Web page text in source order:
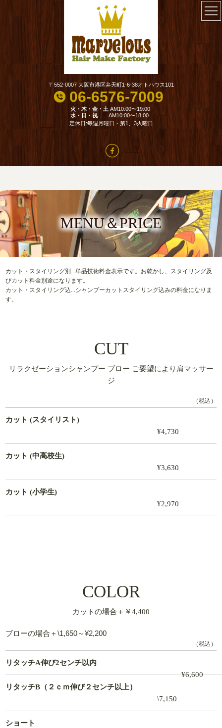
〒552-0007 大阪市港区弁天町1-6-38オトハウス101
06-6576-7009
火・木・金・土 AM10:00〜19:00
水・日・祝
AM10:00〜18:00
定休日:毎週月曜日・第1、3火曜日
MENU＆PRICE
カット・スタイリング別...単品技術料金表示です。お乾かし、スタイリング及
びカット料金別途になります。
カット・スタイリング込...シャンプーカットスタイリング込みの料金になりま
す。
CUT
リラクゼーションシャンプー ブロー ご要望により肩マッサー
ジ
（税込）
カット (スタイリスト)
¥4,730
カット (中高校生)
¥3,630
カット (小学生)
¥2,970
COLOR
カットの場合＋￥4,400
ブローの場合＋\1,650～¥2,200
（税込）
リタッチA伸び2センチ以内
¥6,600
リタッチB（２ｃｍ伸び２センチ以上）
\7,150
ショート